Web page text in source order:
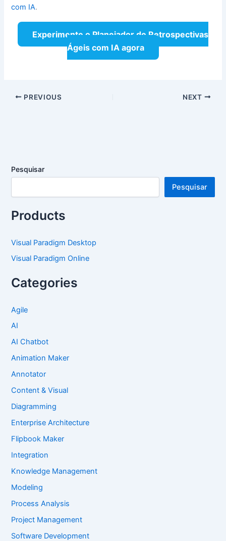
com IA.
Experimente o Planejador de Retrospectivas
Ágeis com IA agora
PREVIOUS NEXT
Pesquisar
Pesquisar
Products
Visual Paradigm Desktop
Visual Paradigm Online
Categories
Agile
AI
AI Chatbot
Animation Maker
Annotator
Content & Visual
Diagramming
Enterprise Architecture
Flipbook Maker
Integration
Knowledge Management
Modeling
Process Analysis
Project Management
Software Development